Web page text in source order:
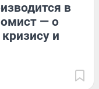
в
— о
и